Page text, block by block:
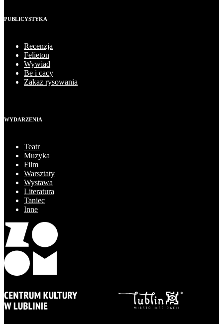
PUBLICYSTYKA
Recenzja
Felieton
Wywiad
Be i cacy
Zakaz rysowania
WYDARZENIA
Teatr
Muzyka
Film
Warsztaty
Wystawa
Literatura
Taniec
Inne